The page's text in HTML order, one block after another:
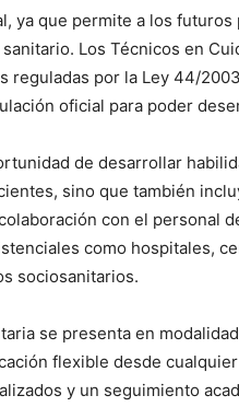
ya que permite a los
Los Técnicos en
reguladas por la Ley 44/
oficial para poder
de desarrollar
sino que también
con el personal
como hospitales,
sociosanitarios.
se presenta en
flexible desde
y un seguimiento